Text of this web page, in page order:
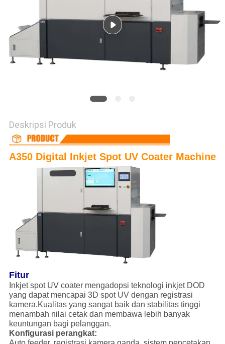
Deskripsi Produk
A350 Digital Inkjet Spot UV Coater Machine
Fitur
Inkjet spot UV coater mengadopsi teknologi inkjet DOD
yang dapat mencapai 3D spot UV dengan registrasi
kamera.Kualitas yang sangat baik dan stabilitas tinggi
menambah nilai cetak dan membawa lebih banyak
keuntungan bagi pelanggan.
Konfigurasi perangkat: